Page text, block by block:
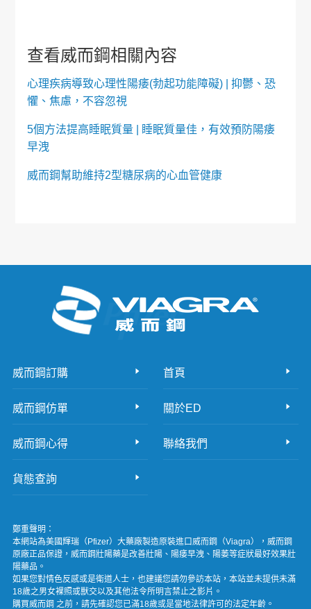
查看威而鋼相關內容
心理疾病導致心理性陽痿(勃起功能障礙) | 抑鬱、恐
懼、焦慮，不容忽視
5個方法提高睡眠質量 | 睡眠質量佳，有效預防陽痿
早洩
威而鋼幫助維持2型糖尿病的心血管健康
威而鋼訂購 首頁
威而鋼仿單 關於ED
威而鋼心得 聯絡我們
貨態查詢
鄭重聲明：
本網站為美國輝瑞（Pfizer）大藥廠製造原裝進口威而鋼（Viagra），威而鋼
原廠正品保證，威而鋼壯陽藥是改善壯陽、陽痿早洩、陽萎等症狀最好效果壯
陽藥品。
如果您對情色反感或是衛道人士，也建議您請勿參訪本站，本站並未提供未滿
18歲之男女裸照或獸交以及其他法令所明言禁止之影片。
購買威而鋼 之前，請先確認您已滿18歲或是當地法律許可的法定年齡。